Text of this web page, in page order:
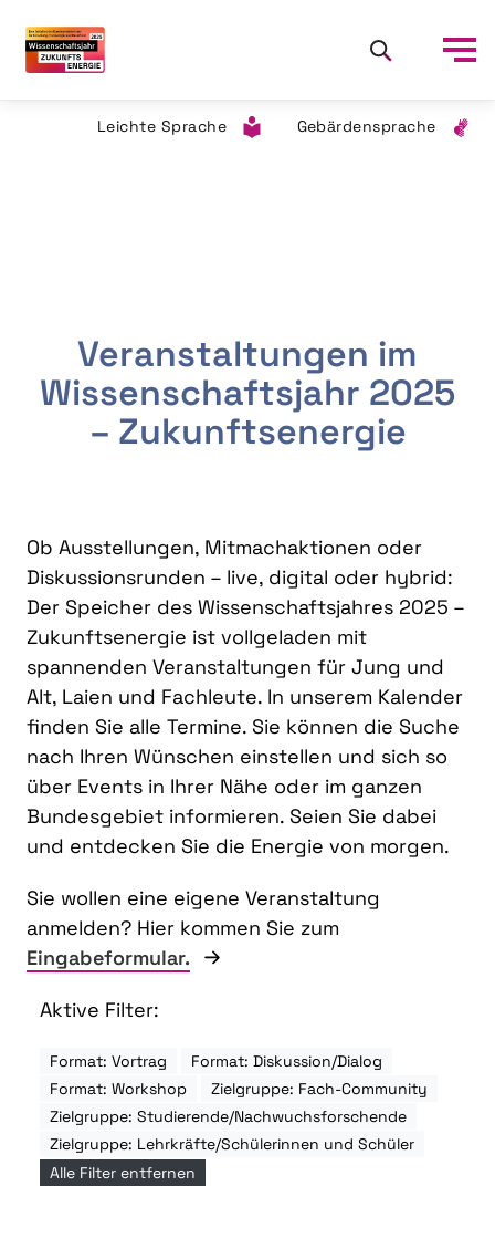
Leichte Sprache Gebärdensprache
Veranstaltungen im
Wissenschaftsjahr 2025
– Zukunftsenergie
Ob Ausstellungen, Mitmachaktionen oder
Diskussionsrunden – live, digital oder hybrid:
Der Speicher des Wissenschaftsjahres 2025 –
Zukunftsenergie ist vollgeladen mit
spannenden Veranstaltungen für Jung und
Alt, Laien und Fachleute. In unserem Kalender
finden Sie alle Termine. Sie können die Suche
nach Ihren Wünschen einstellen und sich so
über Events in Ihrer Nähe oder im ganzen
Bundesgebiet informieren. Seien Sie dabei
und entdecken Sie die Energie von morgen.
Sie wollen eine eigene Veranstaltung
anmelden? Hier kommen Sie zum
Eingabeformular.
Aktive Filter:
Format: Vortrag
Format: Diskussion/Dialog
Format: Workshop
Zielgruppe: Fach-Community
Zielgruppe: Studierende/Nachwuchsforschende
Zielgruppe: Lehrkräfte/Schülerinnen und Schüler
Alle Filter entfernen